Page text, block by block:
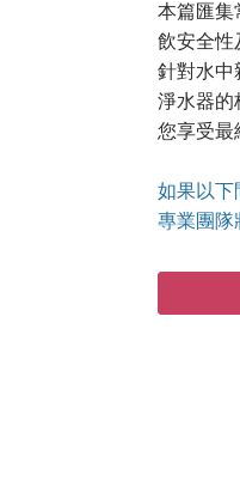
本篇匯集
飲安全性
針對水中
淨水器的
您享受最
如果以下
專業團隊